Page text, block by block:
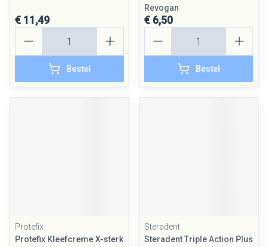
€ 11,49
Bestel
Revogan
€ 6,50
Bestel
Protefix
Protefix Kleefcreme X-sterk
Steradent
Steradent Triple Action Plus